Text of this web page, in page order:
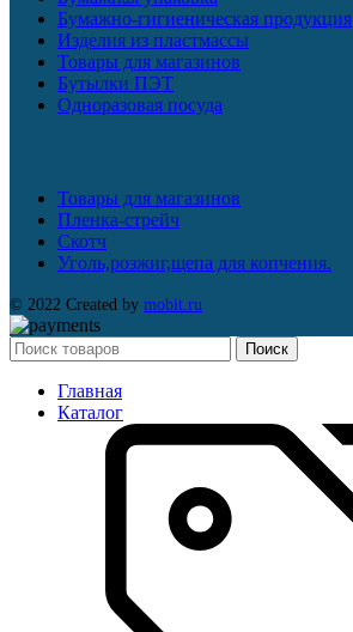
Бумажно-гигиеническая продукция
Изделия из пластмассы
Товары для магазинов
Бутылки ПЭТ
Одноразовая посуда
Товары для магазинов
Пленка-стрейч
Скотч
Уголь,розжиг,щепа для копчения.
© 2022 Created by mobit.ru
Поиск
Главная
Каталог